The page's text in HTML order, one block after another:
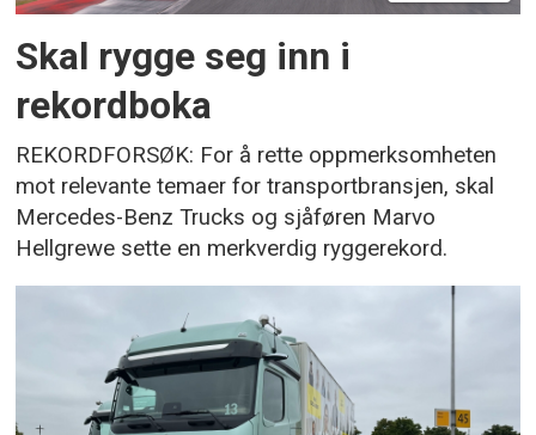
Skal rygge seg inn i
rekordboka
REKORDFORSØK: For å rette oppmerksomheten
mot relevante temaer for transportbransjen, skal
Mercedes-Benz Trucks og sjåføren Marvo
Hellgrewe sette en merkverdig ryggerekord.